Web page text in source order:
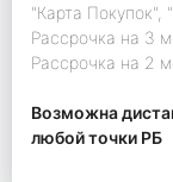
"Карта Покупок",
Рассрочка на 3
Рассрочка на 2
Возможна
любой точки РБ